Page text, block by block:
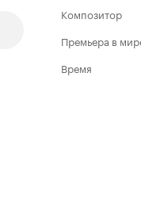
Композитор
Премьера в
Время